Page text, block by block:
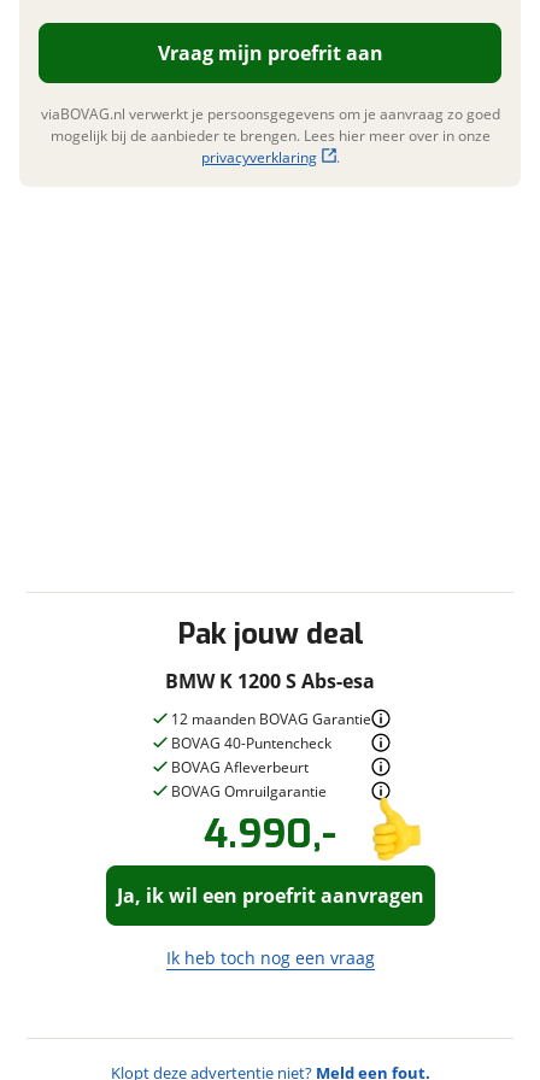
Dealergarantie Nee
Overige
Pak jouw deal
BMW K 1200 S Abs-esa
12 maanden BOVAG Garantie
BOVAG 40-Puntencheck
BOVAG Afleverbeurt
BOVAG Omruilgarantie
4.990,-
Ja, ik wil een proefrit aanvragen
Vraag eenproefrit
aan!
Motor Oost neemt snel contact met
je op om een proefrit in te plannen.
Naam
Ik heb toch nog een vraag
Stel eenvraag!
Motor Oost neemt snel contact met
je op om je vraag te beantwoorden.
E-mailadres
Telefoonnummer (optioneel)
Vraag mijn proefrit aan
viaBOVAG.nl verwerkt je persoonsgegevens om je aanvraag zo goed
mogelijk bij de aanbieder te brengen. Lees hier meer over in onze
privacyverklaring
.
Klopt deze advertentie niet? Meld een fout.